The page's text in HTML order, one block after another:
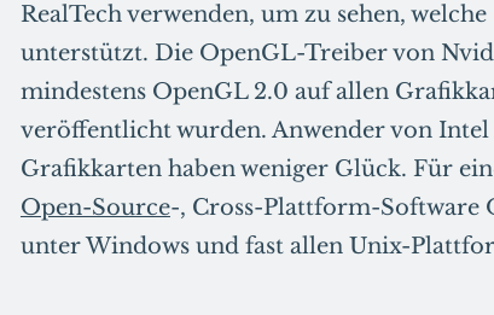
RealTech verwenden, um zu sehen,
unterstützt. Die OpenGL-Treiber von
mindestens OpenGL 2.0 auf allen
veröffentlicht wurden. Anwender von
Grafikkarten haben weniger Glück. Für
Open-Source-, Cross-Plattform-Software
unter Windows und fast allen Unix-